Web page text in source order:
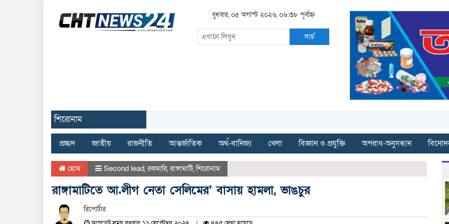
বুধবার, ০৫ অগাস্ট ২০২৬, ০৬:৩৮ পূর্বাহ্ন
সার্চ
শিরোনাম
প্রচ্ছদ জাতীয় রাজনীতি আন্তর্জাতিক অর্থ-বানিজ্য খেলা বিজ্ঞান ও প্রযুক্তি অপরাধ-অনুসন্ধান
হোম Second lead,রকমারি,রাঙ্গামাটি,শিরোনাম
রাঙ্গামাটিতে আ.লীগ নেতা সেলিমের’ বাসায় হামলা, ভাঙচুর
রিপোর্টার